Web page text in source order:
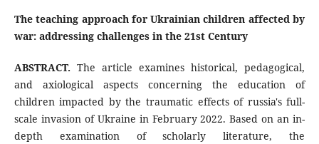
The teaching approach for Ukrainian children affected by
war: addressing challenges in the 21st Century
АBSTRACT. The article examines historical, pedagogical,
and axiological aspects concerning the education of
children impacted by the traumatic effects of russia's full-
scale invasion of Ukraine in February 2022. Based on an in-
depth examination of scholarly literature, the